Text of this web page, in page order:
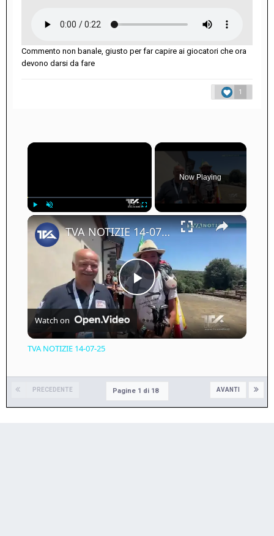
Commento non banale, giusto per far capire ai giocatori che ora
devono darsi da fare
1
×
Unmute Fullscreen
Now Playing
×
Play
Video
TVA NOTIZIE 14-07-25
Watch on
TVA NOTIZIE 14-07-25
PRECEDENTE AVANTI
Pagine 1 di 18